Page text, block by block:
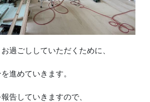
過ごししていただくために、
進めていきます。
告していきますので、